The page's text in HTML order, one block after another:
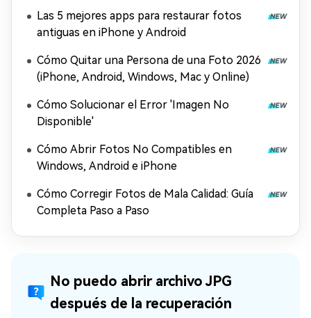
Las 5 mejores apps para restaurar fotos
antiguas en iPhone y Android
Cómo Quitar una Persona de una Foto 2026
(iPhone, Android, Windows, Mac y Online)
Cómo Solucionar el Error 'Imagen No
Disponible'
Cómo Abrir Fotos No Compatibles en
Windows, Android e iPhone
Cómo Corregir Fotos de Mala Calidad: Guía
Completa Paso a Paso
No puedo abrir archivo JPG
después de la recuperación